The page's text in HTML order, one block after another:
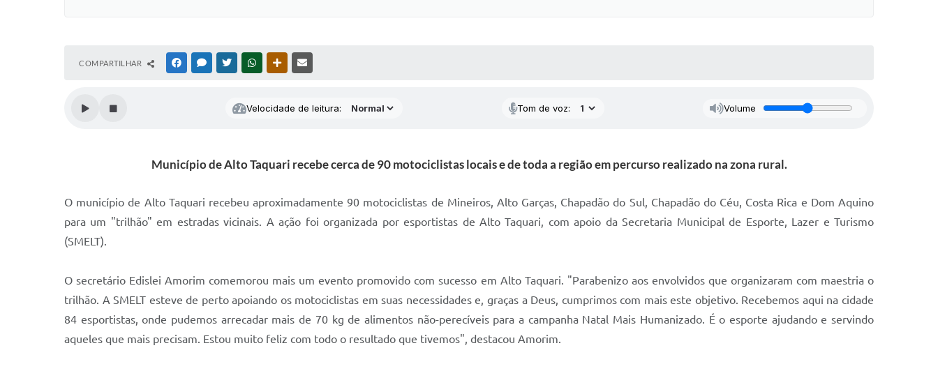
COMPARTILHAR FACEBOOKMESSENGER
TWITTERWHATSAPPOUTRAS MÍDIAS
Velocidade de leitura: Tom de voz: Volume
Município de Alto Taquari recebe cerca de 90 motociclistas locais e de toda a região em percurso realizado na zona rural.
O município de Alto Taquari recebeu aproximadamente 90 motociclistas de Mineiros, Alto Garças, Chapadão do Sul, Chapadão do Céu, Costa Rica e Dom Aquino
para um "trilhão" em estradas vicinais. A ação foi organizada por esportistas de Alto Taquari, com apoio da Secretaria Municipal de Esporte, Lazer e Turismo
(SMELT).
O secretário Edislei Amorim comemorou mais um evento promovido com sucesso em Alto Taquari. "Parabenizo aos envolvidos que organizaram com maestria o
trilhão. A SMELT esteve de perto apoiando os motociclistas em suas necessidades e, graças a Deus, cumprimos com mais este objetivo. Recebemos aqui na cidade
84 esportistas, onde pudemos arrecadar mais de 70 kg de alimentos não-perecíveis para a campanha Natal Mais Humanizado. É o esporte ajudando e servindo
aqueles que mais precisam. Estou muito feliz com todo o resultado que tivemos", destacou Amorim.